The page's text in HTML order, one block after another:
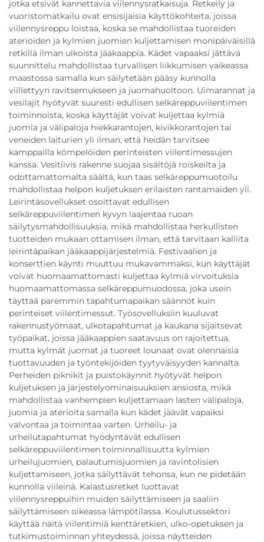
jotka etsivät kannettavia viilennysratkaisuja. Retkeily ja
vuoristomatkailu ovat ensisijaisia käyttökohteita, joissa
viilennysreppu loistaa, koska se mahdollistaa tuoreiden
aterioiden ja kylmien juomien kuljettamisen monipäiväisillä
retkillä ilman ulkoista jääkaappia. Kädet vapaaksi jättävä
suunnittelu mahdollistaa turvallisen liikkumisen vaikeassa
maastossa samalla kun säilytetään pääsy kunnolla
viillettyyn ravitsemukseen ja juomahuoltoon. Uimarannat ja
vesilajit hyötyvät suuresti edullisen selkäreppuviilentimen
toiminnoista, koska käyttäjät voivat kuljettaa kylmiä
juomia ja välipaloja hiekkarantojen, kivikkorantojen tai
veneiden laiturien yli ilman, että heidän tarvitsee
kamppailla kömpelöiden perinteisten viilentimessujen
kanssa. Vesitiivis rakenne suojaa sisältöjä roiskeilta ja
odottamattomalta säältä, kun taas selkäreppumuotoilu
mahdollistaa helpon kuljetuksen erilaisten rantamaiden yli.
Leirintäsovellukset osoittavat edullisen
selkäreppuviilentimen kyvyn laajentaa ruoan
säilytysmahdollisuuksia, mikä mahdollistaa herkullisten
tuotteiden mukaan ottamisen ilman, että tarvitaan kalliita
leirintäpaikan jääkaappijärjestelmiä. Festivaalien ja
konserttien käynti muuttuu mukavammaksi, kun käyttäjät
voivat huomaamattomasti kuljettaa kylmiä virvoituksia
huomaamattomassa selkäreppumuodossa, joka usein
täyttää paremmin tapahtumapaikan säännöt kuin
perinteiset viilentimessut. Työsovelluksiin kuuluvat
rakennustyömaat, ulkotapahtumat ja kaukana sijaitsevat
työpaikat, joissa jääkaappien saatavuus on rajoitettua,
mutta kylmät juomat ja tuoreet lounaat ovat olennaisia
tuottavuuden ja työntekijöiden tyytyväisyyden kannalta.
Perheiden piknikit ja puistokäynnit hyötyvät helpon
kuljetuksen ja järjestelyominaisuuksien ansiosta, mikä
mahdollistaa vanhempien kuljettamaan lasten välipaloja,
juomia ja aterioita samalla kun kädet jäävät vapaiksi
valvontaa ja toimintaa varten. Urheilu- ja
urheilutapahtumat hyödyntävät edullisen
selkäreppuviilentimen toiminnallisuutta kylmien
urheilujuomien, palautumisjuomien ja ravintolisien
kuljettamiseen, jotka säilyttävät tehonsa, kun ne pidetään
kunnolla viileinä. Kalastusretket luottavat
viilennysreppuihin muiden säilyttämiseen ja saaliin
säilyttämiseen oikeassa lämpötilassa. Koulutussektori
käyttää näitä viilentimiä kenttäretkien, ulko-opetuksen ja
tutkimustoiminnan yhteydessä, joissa näytteiden